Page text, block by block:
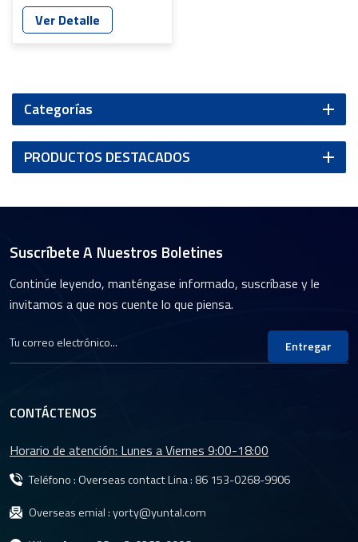
monitorización de
imágenes YT-4978P-B2
Ver Detalle
Categorías
PRODUCTOS DESTACADOS
Suscríbete A Nuestros Boletines
Continúe leyendo, manténgase informado, suscríbase y le
invitamos a que nos cuente lo que piensa.
Entregar
CONTÁCTENOS
Horario de atención: Lunes a Viernes 9:00-18:00
Teléfono : Overseas contact Lina : 86 153-0268-9906
Overseas emial :yorty@yuntal.com